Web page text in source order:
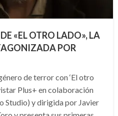
«EL OTRO LADO», LA
POR
de terror con ‘El otro
Plus+ en colaboración
Studio) y dirigida por Javier